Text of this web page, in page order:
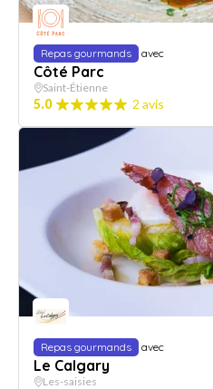
Repas gourmands avec
Côté Parc
Saint-Étienne
5.0 2 avis
Repas gourmands avec
Le Calgary
Les-saisies